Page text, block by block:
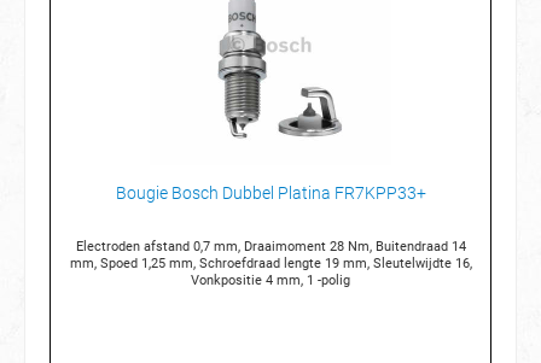
Bougie Bosch Dubbel Platina FR7KPP33+
Electroden afstand 0,7 mm, Draaimoment 28 Nm, Buitendraad 14
mm, Spoed 1,25 mm, Schroefdraad lengte 19 mm, Sleutelwijdte 16,
Vonkpositie 4 mm, 1 -polig